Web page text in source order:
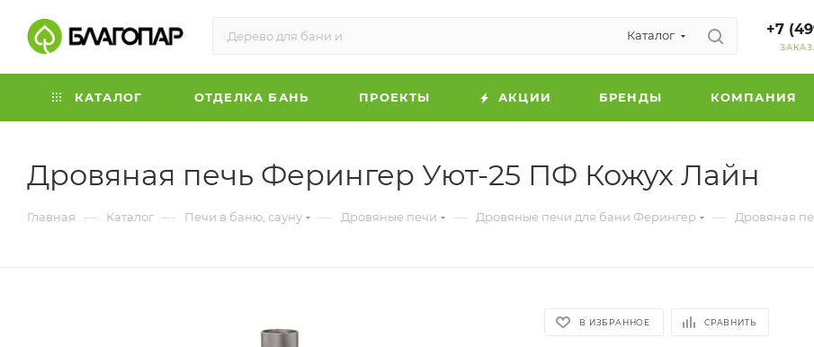
Каталог +7
КАТАЛОГ ОТДЕЛКА БАНЬ ПРОЕКТЫ АКЦИИ БРЕНДЫ КОМПАНИЯ
Дровяная печь Ферингер Уют-25 ПФ Кожух Лайн
Главная — Каталог — Печи в баню, сауну — Дровяные печи — Дровяные печи для бани Ферингер — Дровяная
В ИЗБРАННОЕ СРАВНИТЬ